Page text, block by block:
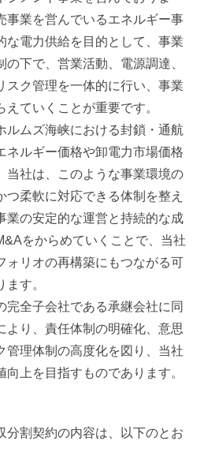
事業を営んでいるエネルギー事
な電力供給を目的として、事業
下で、営業活動、電源調達、
スク管理を一体的に行い、事業
ていくことが重要です。
ムズ海峡における封鎖・通航
ネルギー価格や卸電力市場価格
当社は、このような事業環境の
つ柔軟に対応できる体制を整え
業の安定的な運営と持続的な成
をからめていくことで、当社
ォリオの再構築にもつながる可
す。
全子会社である承継会社に同
より、責任体制の明確化、意思
管理体制の高度化を図り、当社
上を目指すものであります。
割契約の内容は、以下のとお